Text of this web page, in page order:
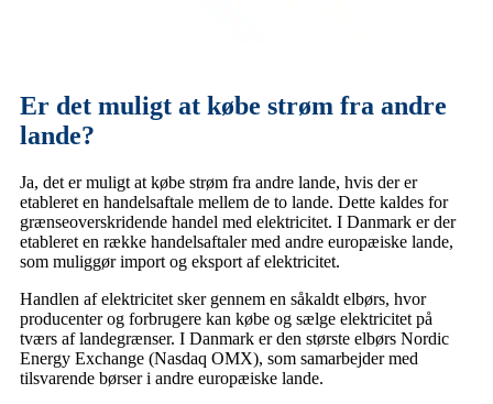
Er det muligt at købe strøm fra andre
lande?
Ja, det er muligt at købe strøm fra andre lande, hvis der er
etableret en handelsaftale mellem de to lande. Dette kaldes for
grænseoverskridende handel med elektricitet. I Danmark er der
etableret en række handelsaftaler med andre europæiske lande,
som muliggør import og eksport af elektricitet.
Handlen af elektricitet sker gennem en såkaldt elbørs, hvor
producenter og forbrugere kan købe og sælge elektricitet på
tværs af landegrænser. I Danmark er den største elbørs Nordic
Energy Exchange (Nasdaq OMX), som samarbejder med
tilsvarende børser i andre europæiske lande.